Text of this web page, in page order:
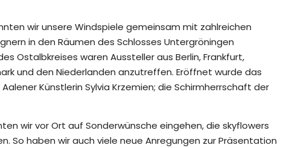
wir unsere Windspiele gemeinsam mit zahlreichen
in den Räumen des Schlosses Untergröningen
Ostalbkreises waren Aussteller aus Berlin, Frankfurt,
und den Niederlanden anzutreffen. Eröffnet wurde das
Künstlerin Sylvia Krzemien; die Schirmherrschaft der
wir vor Ort auf Sonderwünsche eingehen, die skyflowers
So haben wir auch viele neue Anregungen zur Präsentation